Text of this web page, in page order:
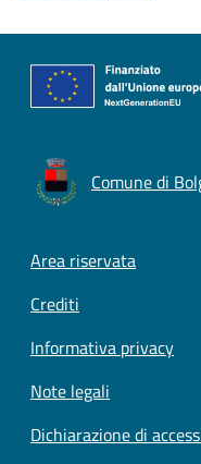
Comune di
Footer menu
Area riservata
Crediti
Informativa privacy
Note legali
Dichiarazione di